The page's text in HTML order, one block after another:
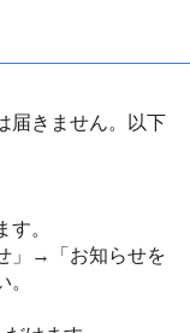
届きません。以下
。
」→「お知らせを